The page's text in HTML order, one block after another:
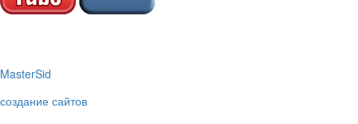
MasterSid
создание сайтов